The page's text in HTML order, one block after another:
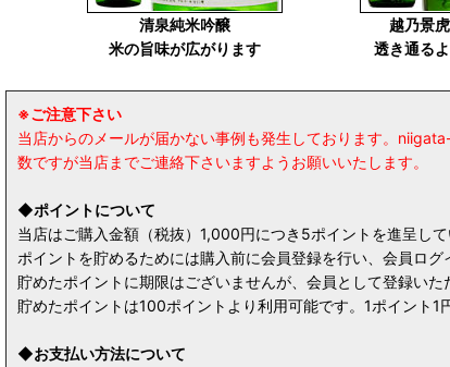
清泉純米吟醸
米の旨味が広がります
越乃景
透き通る
※ご注意下さい
当店からのメールが届かない事例も発生しております。
数ですが当店までご連絡下さいますようお願いいたします。
◆ポイントについて
当店はご購入金額（税抜）1,000円につき5ポイントを進呈し
ポイントを貯めるためには購入前に会員登録を行い、会員ログ
貯めたポイントに期限はございませんが、会員として登録い
貯めたポイントは100ポイントより利用可能です。1ポイント
◆お支払い方法について